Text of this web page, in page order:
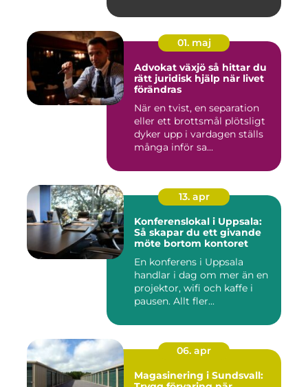
01. maj
Advokat växjö så hittar du
rätt juridisk hjälp när livet
förändras
När en tvist, en separation
eller ett brottsmål plötsligt
dyker upp i vardagen ställs
många inför sa...
13. apr
Konferenslokal i Uppsala:
Så skapar du ett givande
möte bortom kontoret
En konferens i Uppsala
handlar i dag om mer än en
projektor, wifi och kaffe i
pausen. Allt fler...
06. apr
Magasinering i Sundsvall: